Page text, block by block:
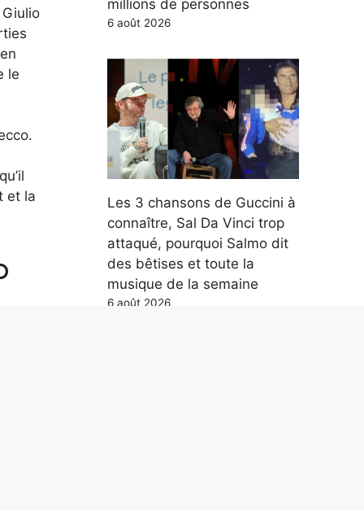
le
et la
millions de personnes
6 août 2026
Les 3 chansons de Guccini à
connaître, Sal Da Vinci trop
attaqué, pourquoi Salmo dit
des bêtises et toute la
musique de la semaine
6 août 2026